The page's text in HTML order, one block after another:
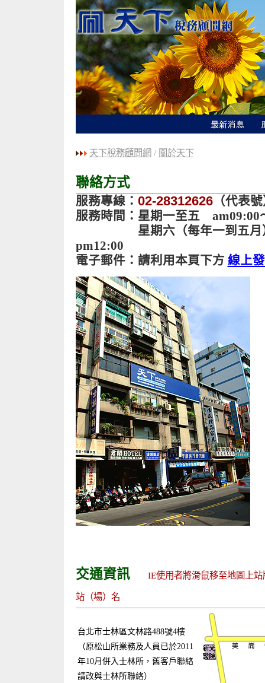
天下稅務顧問網 / 關於天下
聯絡方式
服務專線： 02-28312626（代表號
服務時間：星期一至五 am09:00
星期六（每年一到五月
pm12:00
電子郵件：請利用本頁下方 線上
交通資訊IE使用者將滑鼠移至地圖上站
站（場）名
台北市士林區文林路488號4樓
（原松山所業務及人員已於2011
年10月併入士林所，舊客戶聯絡
請改與士林所聯絡）